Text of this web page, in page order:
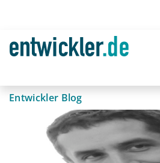
Entwickler Blog